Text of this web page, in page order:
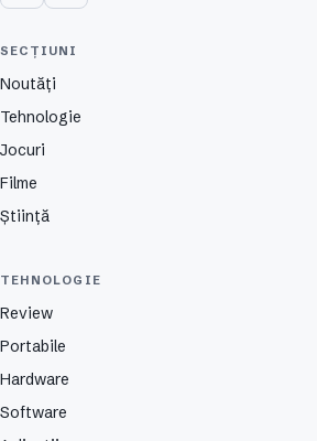
SECȚIUNI
Noutăți
Tehnologie
Jocuri
Filme
Știință
TEHNOLOGIE
Review
Portabile
Hardware
Software